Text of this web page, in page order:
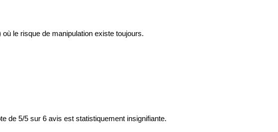
le risque de manipulation existe toujours.
de 5/5 sur 6 avis est statistiquement insignifiante.